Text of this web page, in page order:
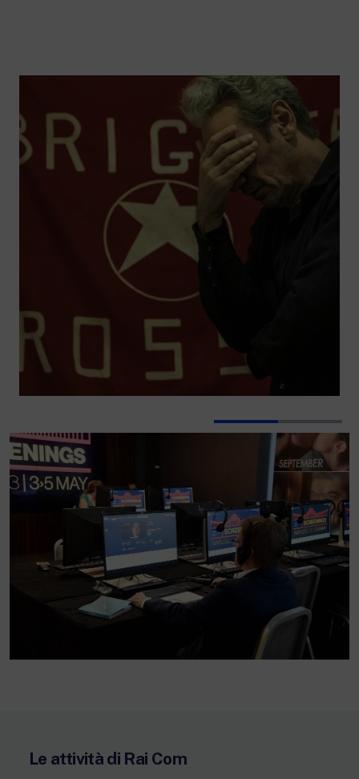
Le attività di Rai Com